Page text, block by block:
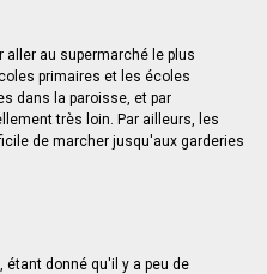
au supermarché le plus
primaires et les écoles
dans la paroisse, et par
très loin. Par ailleurs, les
de marcher jusqu'aux garderies
étant donné qu'il y a peu de